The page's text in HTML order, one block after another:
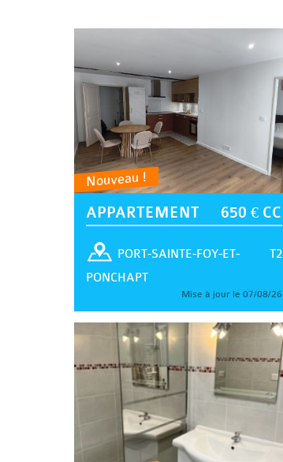
Nouveau !
APPARTEMENT 650 € CC
T2
PORT-SAINTE-FOY-ET-
PONCHAPT
Mise à jour le 07/08/26